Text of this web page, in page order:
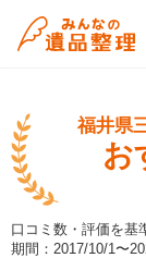
福井県
お
口コミ数・評価を基
期間：2017/10/1〜